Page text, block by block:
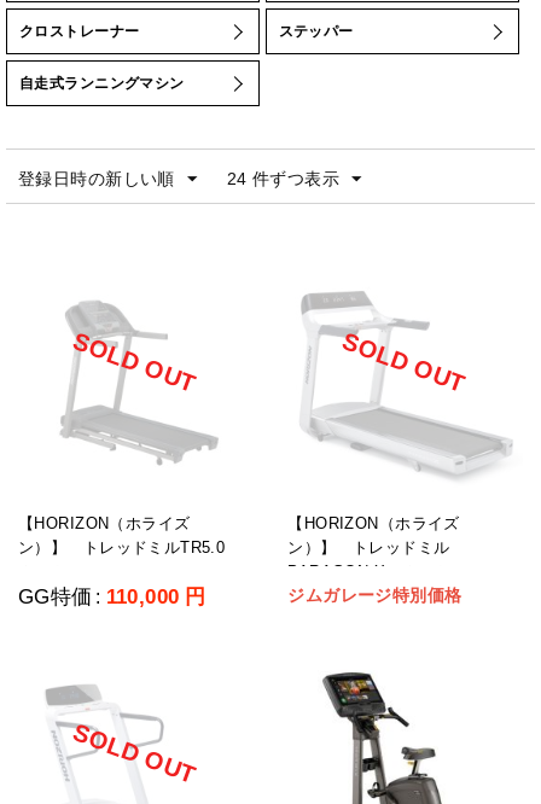
クロストレーナー ステッパー
自走式ランニングマシン
登録日時の新しい順 24 件ずつ表示
SOLD OUT
【HORIZON（ホライズ
ン）】 トレッドミルTR5.0
GG特価 : 110,000 円
SOLD OUT
【HORIZON（ホライズ
ン）】 トレッドミル
PARAGON X ホームユース
ジムガレージ特別価格
SOLD OUT